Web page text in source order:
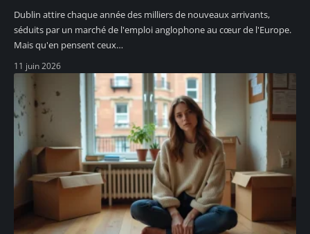
Dublin attire chaque année des milliers de nouveaux arrivants,
séduits par un marché de l'emploi anglophone au cœur de l'Europe.
Mais qu'en pensent ceux…
11 juin 2026